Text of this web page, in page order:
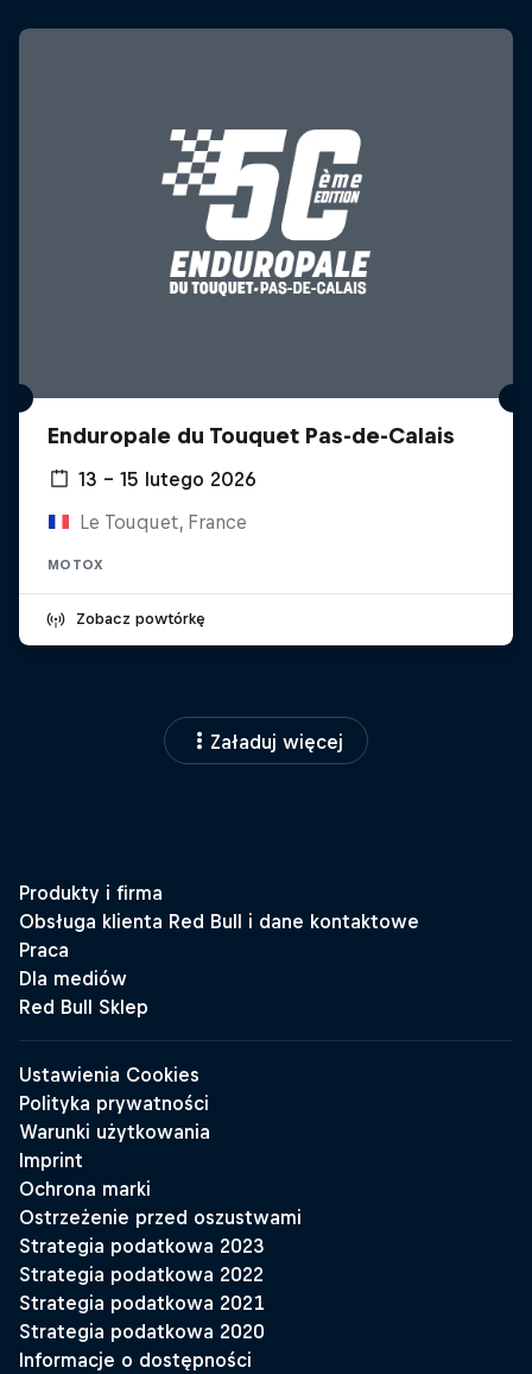
Enduropale du Touquet Pas-de-Calais
13 – 15 lutego 2026
Le Touquet, France
MOTOX
Zobacz powtórkę
Załaduj więcej